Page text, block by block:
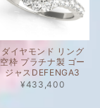
ダイヤモンド リング
空枠 プラチナ製 ゴー
ジャスDEFENGA3
¥433,400